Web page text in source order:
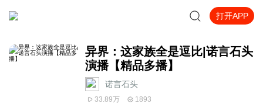
打开APP
异界：这家族全是逗比|诺言石头
演播【精品多播】
诺言石头
33.89万 1893